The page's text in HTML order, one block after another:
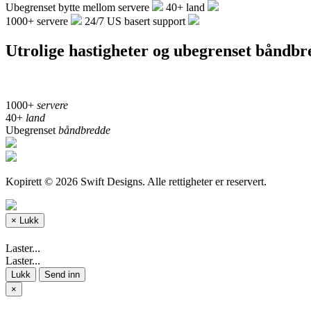
Ubegrenset bytte mellom servere
40+ land
1000+ servere
24/7 US basert support
Utrolige hastigheter og ubegrenset
1000+ servere
40+ land
Ubegrenset båndbredde
Kopirett © 2026 Swift Designs. Alle rettigheter er reservert.
× Lukk
Laster...
Laster...
Lukk
Send inn
×